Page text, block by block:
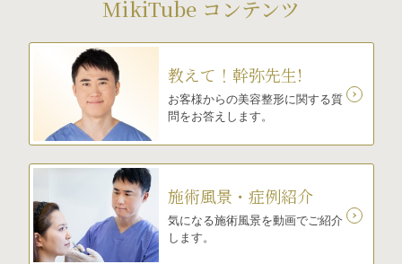
MikiTube コンテンツ
教えて！幹弥先生!
お客様からの美容整形に関する質
問をお答えします。
施術風景・症例紹介
気になる施術風景を動画でご紹介
します。